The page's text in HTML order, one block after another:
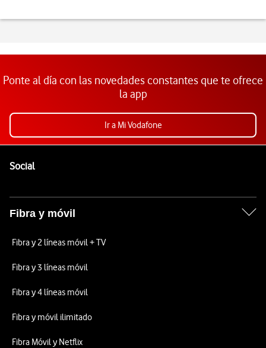
Ponte al día con las novedades constantes que te ofrece
la app
Ir a Mi Vodafone
SocialEnlaces a las redes sociales de Vodafone
Fibra y móvil
Fibra y 2 líneas móvil + TV
Fibra y 3 líneas móvil
Fibra y 4 líneas móvil
Fibra y móvil ilimitado
Fibra Móvil y Netflix